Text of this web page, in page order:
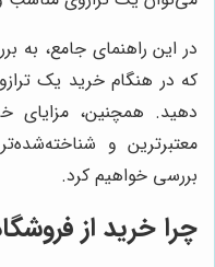
در این راهنمای جامع، به
که در هنگام خرید یک
دهید. همچنین، مزایای
معتبرترین و
بررسی خواهیم کرد.
چرا خرید از